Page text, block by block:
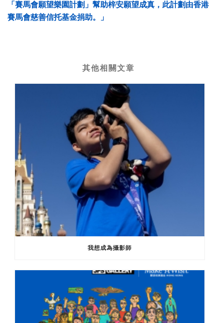
「賽馬會願望樂園計劃」幫助梓安願望成真，此計劃由香港
賽馬會慈善信托基金捐助。」
其他相關文章
我想成為攝影師